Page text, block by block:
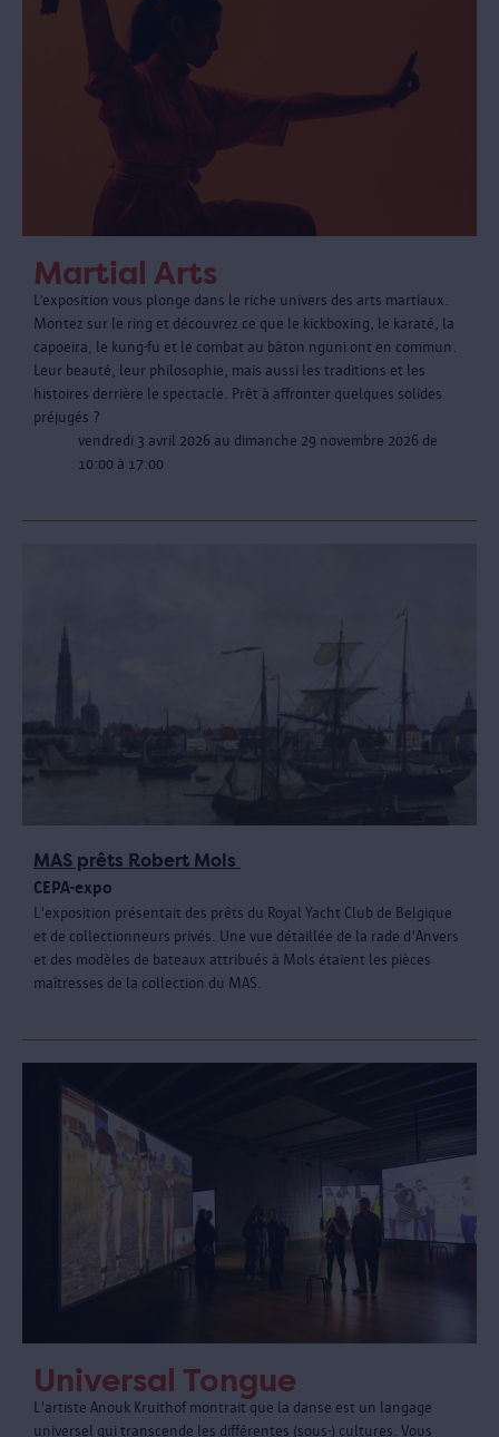
Martial Arts
L’exposition vous plonge dans le riche univers des arts martiaux.
Montez sur le ring et découvrez ce que le kickboxing, le karaté, la
capoeira, le kung-fu et le combat au bâton nguni ont en commun.
Leur beauté, leur philosophie, mais aussi les traditions et les
histoires derrière le spectacle. Prêt à affronter quelques solides
préjugés ?
vendredi 3 avril 2026 au dimanche 29 novembre 2026 de
10:00 à 17:00
MAS prêts Robert Mols
CEPA-expo
L'exposition présentait des prêts du Royal Yacht Club de Belgique
et de collectionneurs privés. Une vue détaillée de la rade d'Anvers
et des modèles de bateaux attribués à Mols étaient les pièces
maîtresses de la collection du MAS.
Universal Tongue
L'artiste Anouk Kruithof montrait que la danse est un langage
universel qui transcende les différentes (sous-) cultures. Vous